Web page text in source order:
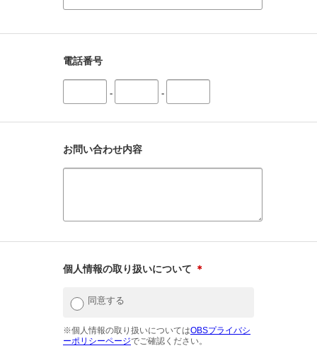
電話番号
- -
お問い合わせ内容
個人情報の取り扱いについて ＊
同意する
※個人情報の取り扱いについてはOBSプライバシ
ーポリシーページでご確認ください。